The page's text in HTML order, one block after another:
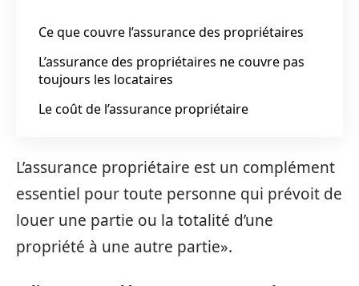
Ce que couvre l’assurance des propriétaires
L’assurance des propriétaires ne couvre pas
toujours les locataires
Le coût de l’assurance propriétaire
L’assurance propriétaire est un complément
essentiel pour toute personne qui prévoit de
louer une partie ou la totalité d’une
propriété à une autre partie».